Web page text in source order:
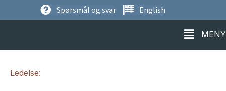
Spørsmål og svar English
MENYMENY
Ledelse: